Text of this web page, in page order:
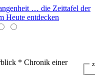
… die Zeittafel der
Heute entdecken
* Chronik einer